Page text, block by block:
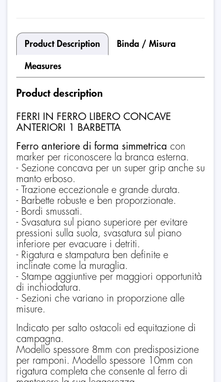
Product Description Binda / Misura
Measures
Product description
FERRI IN FERRO LIBERO CONCAVE
ANTERIORI 1 BARBETTA
Ferro anteriore di forma simmetrica con
marker per riconoscere la branca esterna.
- Sezione concava per un super grip anche su
manto erboso.
- Trazione eccezionale e grande durata.
- Barbette robuste e ben proporzionate.
- Bordi smussati.
- Svasatura sul piano superiore per evitare
pressioni sulla suola, svasatura sul piano
inferiore per evacuare i detriti.
- Rigatura e stampatura ben definite e
inclinate come la muraglia.
- Stampe aggiuntive per maggiori opportunità
di inchiodatura.
- Sezioni che variano in proporzione alle
misure.
Indicato per salto ostacoli ed equitazione di
campagna.
Modello spessore 8mm con predisposizione
per ramponi. Modello spessore 10mm con
rigatura completa che consente al ferro di